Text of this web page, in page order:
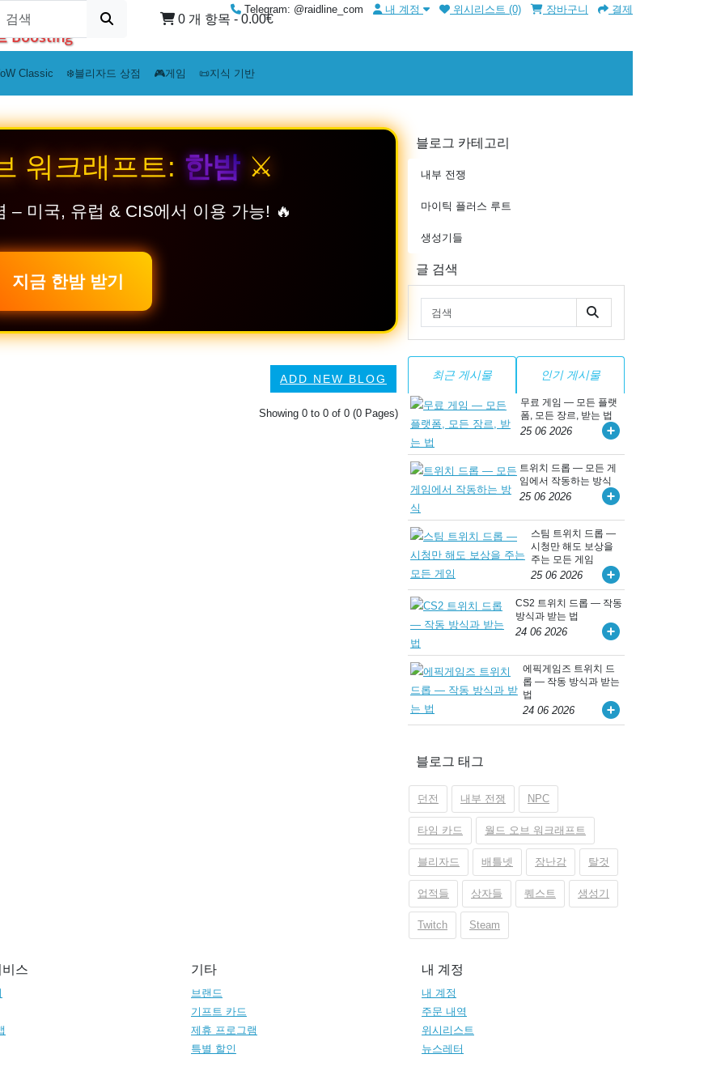
Telegram: @raidline_com 내 계정 위시리스트 (0) 장바구니 결제
Boosting
0 개 항목 - 0.00€
Classic ❄️블리자드 상점 🎮게임 📜지식 기반
워크래프트: 한밤⚔️
– 미국, 유럽 & CIS에서 이용 가능! 🔥
지금 한밤 받기
ADD NEW BLOG
Showing 0 to 0 of 0 (0 Pages)
블로그 카테고리
내부 전쟁
마이틱 플러스 루트
생성기들
글 검색
최근 게시물 인기 게시물
무료 게임 — 모든 플랫
폼, 모든 장르, 받는 법
25 06 2026
트위치 드롭 — 모든 게
임에서 작동하는 방식
25 06 2026
스팀 트위치 드롭 —
시청만 해도 보상을
주는 모든 게임
25 06 2026
CS2 트위치 드롭 — 작동
방식과 받는 법
24 06 2026
에픽게임즈 트위치 드
롭 — 작동 방식과 받는
법
24 06 2026
블로그 태그
던전 내부 전쟁 NPC
타임 카드 월드 오브 워크래프트
블리자드 배틀넷 장난감 탈것
업적들 상자들 퀘스트 생성기
Twitch Steam
스 기타
브랜드
기프트 카드
제휴 프로그램
특별 할인
내 계정
내 계정
주문 내역
위시리스트
뉴스레터